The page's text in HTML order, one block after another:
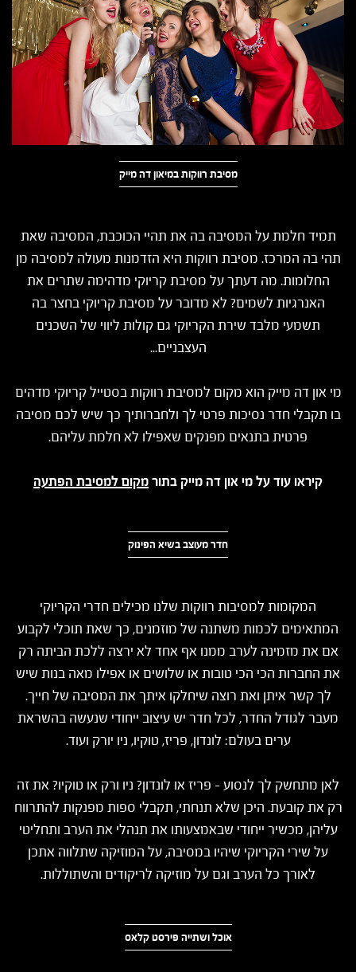
מסיבת רווקות במיאון דה מייק
תמיד חלמת על המסיבה בה את תהיי הכוכבת, המסיבה שאת
תהי בה המרכז. מסיבת רווקות היא הזדמנות מעולה למסיבה מן
החלומות. מה דעתך על מסיבת קריוקי מדהימה שתרים את
האנרגיות לשמים? לא מדובר על מסיבת קריוקי בחצר בה
תשמעי מלבד שירת הקריוקי גם קולות ליווי של השכנים
העצבניים...
מי און דה מייק הוא מקום למסיבת רווקות בסטייל קריוקי מדהים
בו תקבלי חדר נסיכות פרטי לך ולחברותיך כך שיש לכם מסיבה
פרטית בתנאים מפנקים שאפילו לא חלמת עליהם.
קיראו עוד על מי און דה מייק בתורמקום למסיבת הפתעה
חדר מעוצב בשיא הפינוק
המקומות למסיבות רווקות שלנו מכילים חדרי הקריוקי
המתאימים לכמות משתנה של מוזמנים, כך שאת תוכלי לקבוע
אם את מזמינה לערב ממנו אף אחד לא ירצה ללכת הביתה רק
את החברות הכי הכי טובות או שלושים או אפילו מאה בנות שיש
לך קשר איתן ואת רוצה שיחלקו איתך את המסיבה של חייך.
מעבר לגודל החדר, לכל חדר יש עיצוב ייחודי שנעשה בהשראת
ערים בעולם: לונדון, פריז, טוקיו, ניו יורק ועוד.
לאן מתחשק לך לנסוע - פריז או לונדון? ניו ורק או טוקיו? את זה
רק את קובעת. היכן שלא תנחתי, תקבלי ספות מפנקות להתרווח
עליהן, מכשיר ייחודי שבאמצעותו את תנהלי את הערב ותחליטי
על שירי הקריוקי שיהיו במסיבה, על המוזיקה שתלווה אתכן
לאורך כל הערב וגם על מוזיקה לריקודים והשתוללות.
אוכל ושתייה פירסט קלאס